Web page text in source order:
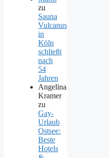
zu
Sauna
Vulcanus
in
Köln
schließt
nach
54
Jahren
Angelina
Kramer
zu
Gay-
Urlaub
Ostsee:
Beste
Hotels